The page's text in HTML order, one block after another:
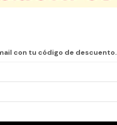
con tu código de descuento.